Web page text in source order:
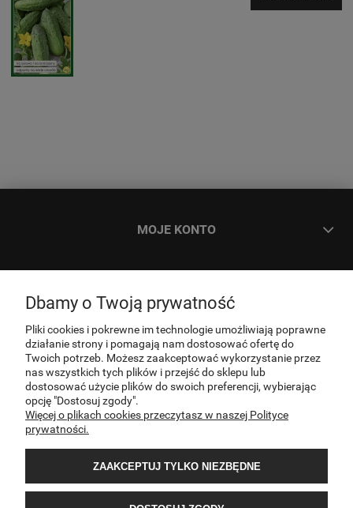
MOJE KONTO
INFORMACJE
O NAS
KONTAKT
Dbamy o Twoją prywatność
Pliki cookies i pokrewne im technologie umożliwiają poprawne
działanie strony i pomagają nam dostosować ofertę do
Twoich potrzeb. Możesz zaakceptować wykorzystanie przez
nas wszystkich tych plików i przejść do sklepu lub
dostosować użycie plików do swoich preferencji, wybierając
opcję "Dostosuj zgody".
Więcej o plikach cookies przeczytasz w naszej Polityce
prywatności.
ZAAKCEPTUJ TYLKO NIEZBĘDNE